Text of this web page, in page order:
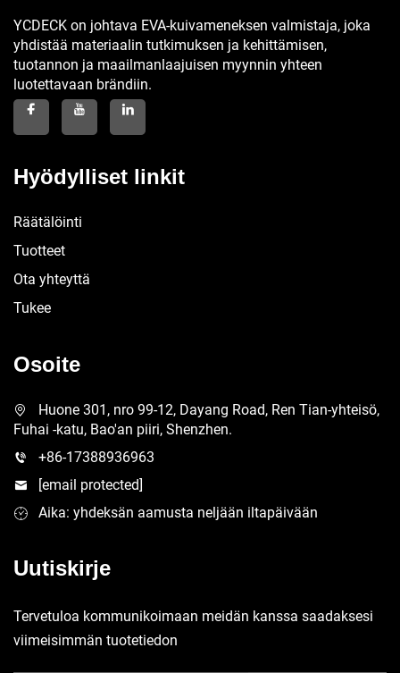
YCDECK on johtava EVA-kuivameneksen valmistaja, joka
yhdistää materiaalin tutkimuksen ja kehittämisen,
tuotannon ja maailmanlaajuisen myynnin yhteen
luotettavaan brändiin.
Hyödylliset linkit
Räätälöinti
Tuotteet
Ota yhteyttä
Tukee
Osoite
Huone 301, nro 99-12, Dayang Road, Ren Tian-yhteisö,
Fuhai -katu, Bao'an piiri, Shenzhen.
+86-17388936963
[email protected]
Aika: yhdeksän aamusta neljään iltapäivään
Uutiskirje
Tervetuloa kommunikoimaan meidän kanssa saadaksesi
viimeisimmän tuotetiedon